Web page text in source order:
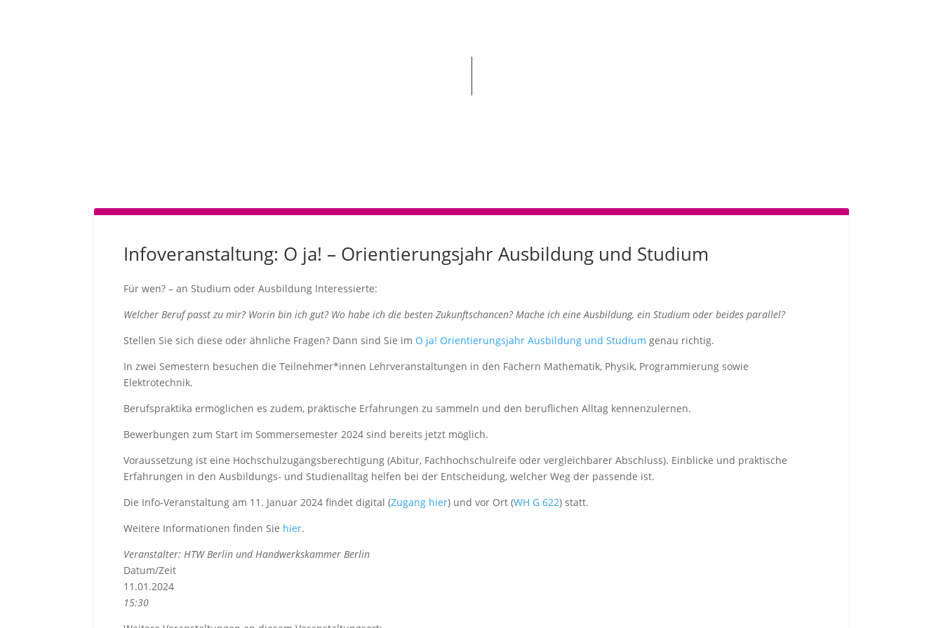
Infoveranstaltung: O ja! – Orientierungsjahr Ausbildung und Studium
Für wen? – an Studium oder Ausbildung Interessierte:
Welcher Beruf passt zu mir? Worin bin ich gut? Wo habe ich die besten Zukunftschancen? Mache ich eine Ausbildung, ein Studium oder beides parallel?
Stellen Sie sich diese oder ähnliche Fragen? Dann sind Sie im O ja! Orientierungsjahr Ausbildung und Studiumgenau richtig.
In zwei Semestern besuchen die Teilnehmer*innen Lehrveranstaltungen in den Fächern Mathematik, Physik, Programmierung sowie
Elektrotechnik.
Berufspraktika ermöglichen es zudem, praktische Erfahrungen zu sammeln und den beruflichen Alltag kennenzulernen.
Bewerbungen zum Start im Sommersemester 2024 sind bereits jetzt möglich.
Voraussetzung ist eine Hochschulzugangsberechtigung (Abitur, Fachhochschulreife oder vergleichbarer Abschluss). Einblicke und praktische
Erfahrungen in den Ausbildungs- und Studienalltag helfen bei der Entscheidung, welcher Weg der passende ist.
Die Info-Veranstaltung am 11. Januar 2024 findet digital (Zugang hier) und vor Ort (WH G 622) statt.
Weitere Informationen finden Sie hier.
Veranstalter: HTW Berlin und Handwerkskammer Berlin
Datum/Zeit
11.01.2024
15:30